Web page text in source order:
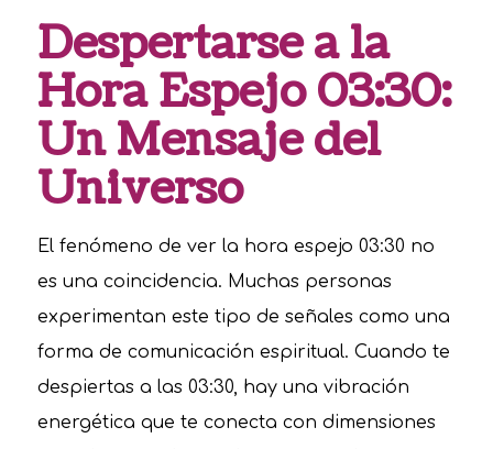
Despertarse a la
Hora Espejo 03:30:
Un Mensaje del
Universo
El fenómeno de ver la hora espejo 03:30 no
es una coincidencia. Muchas personas
experimentan este tipo de señales como una
forma de comunicación espiritual. Cuando te
despiertas a las 03:30, hay una vibración
energética que te conecta con dimensiones